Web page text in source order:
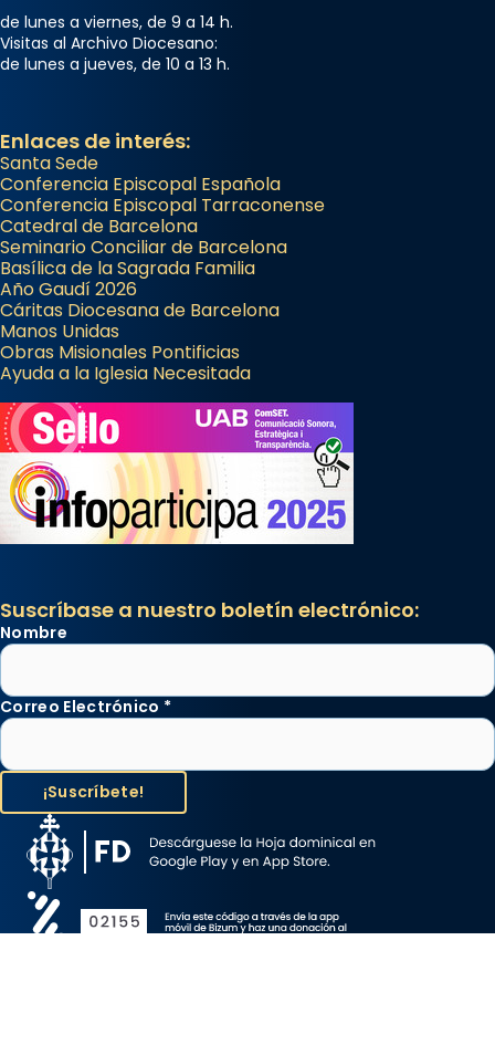
de lunes a viernes, de 9 a 14 h.
Visitas al Archivo Diocesano:
de lunes a jueves, de 10 a 13 h.
Enlaces de interés:
Santa Sede
Conferencia Episcopal Española
Conferencia Episcopal Tarraconense
Catedral de Barcelona
Seminario Conciliar de Barcelona
Basílica de la Sagrada Familia
Año Gaudí 2026
Cáritas Diocesana de Barcelona
Manos Unidas
Obras Misionales Pontificias
Ayuda a la Iglesia Necesitada
Suscríbase a nuestro boletín electrónico:
Nombre
Correo Electrónico *